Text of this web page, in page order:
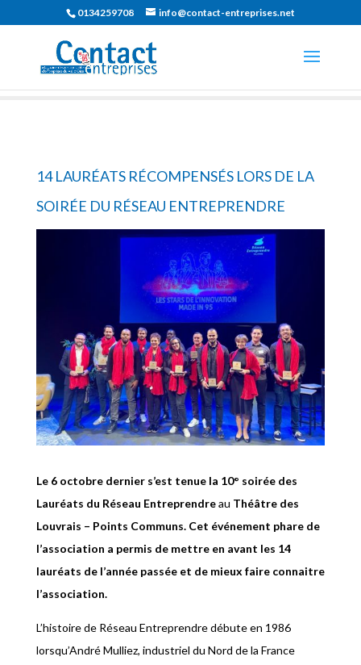
0134259708 info@contact-entreprises.net
14 LAURÉATS RÉCOMPENSÉS LORS DE LA
SOIRÉE DU RÉSEAU ENTREPRENDRE
Le 6 octobre dernier s’est tenue la 10° soirée des
Lauréats du Réseau Entreprendreau Théâtre des
Louvrais – Points Communs. Cet événement phare de
l’association a permis de mettre en avant les 14
lauréats de l’année passée et de mieux faire connaitre
l’association.
L’histoire de Réseau Entreprendre débute en 1986
lorsqu’André Mulliez, industriel du Nord de la France